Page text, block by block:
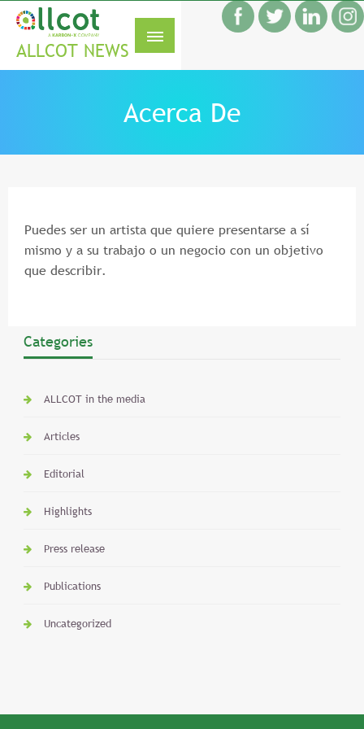
ALLCOT NEWS
Acerca De
Puedes ser un artista que quiere presentarse a sí
mismo y a su trabajo o un negocio con un objetivo
que describir.
Categories
ALLCOT in the media
Articles
Editorial
Highlights
Press release
Publications
Uncategorized